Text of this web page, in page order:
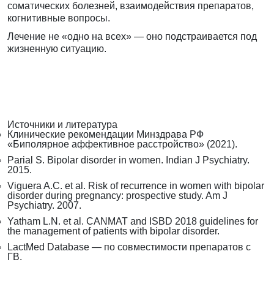
соматических болезней, взаимодействия препаратов,
когнитивные вопросы.
Лечение не «одно на всех» — оно подстраивается под
жизненную ситуацию.
Источники и литература
Клинические рекомендации Минздрава РФ
«Биполярное аффективное расстройство» (2021).
Parial S. Bipolar disorder in women. Indian J Psychiatry.
2015.
Viguera A.C. et al. Risk of recurrence in women with bipolar
disorder during pregnancy: prospective study. Am J
Psychiatry. 2007.
Yatham L.N. et al. CANMAT and ISBD 2018 guidelines for
the management of patients with bipolar disorder.
LactMed Database — по совместимости препаратов с
ГВ.